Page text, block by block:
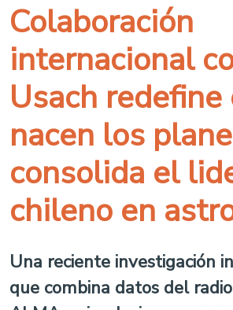
Colaboración
internacional
Usach redefine
nacen los
consolida el
chileno en
Una reciente investigación
que combina datos del